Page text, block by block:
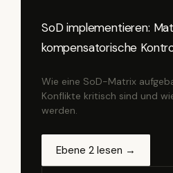
SoD implementieren:
kompensatorische
Wie eine SoD-Matrix
Konflikte kritisch sind und
werden.
Ebene 2 lesen →